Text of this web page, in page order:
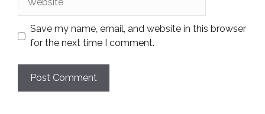
Save my name, email, and website in this browser
for the next time I comment.